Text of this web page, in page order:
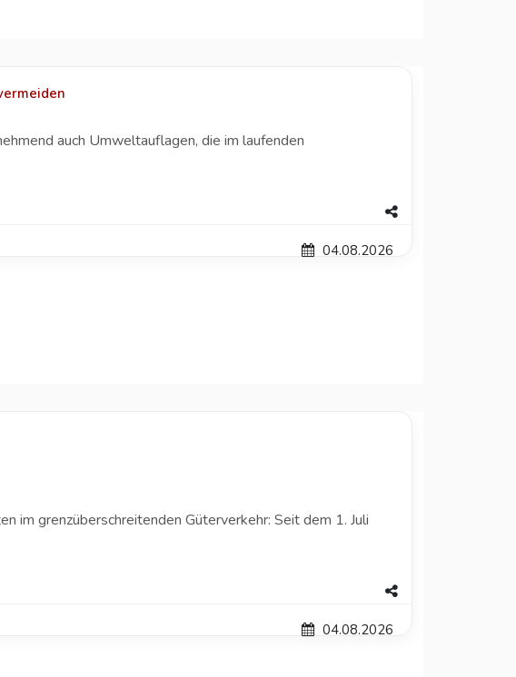
auch Umweltauflagen, die im laufenden
04.08.2026
im grenzüberschreitenden Güterverkehr: Seit dem 1. Juli
04.08.2026